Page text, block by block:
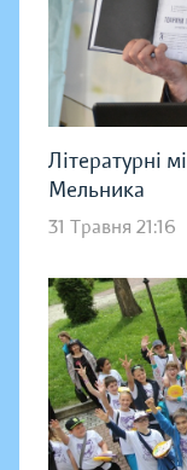
Літературні
Мельника
31 Травня 21:16